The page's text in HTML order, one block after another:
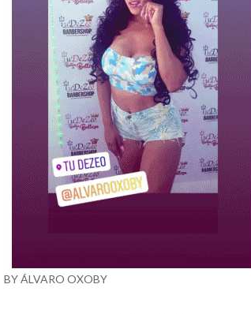
BY ÁLVARO OXOBY